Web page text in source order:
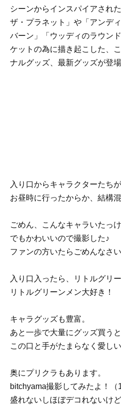
シーンからインスパイアされ
ザ・プラネット」や「アンデ
バーン」「ウッディのラウン
ケットの為に描き起こした、
ナルグッズ、最新グッズが登場
入り口からキャラクターたち
お昼時に行ったからか、結構混
ごめん、こんなキャラいたっ
でもかわいいので撮影した♪
ファンの方いたらごめんなさ
入り口入ったら、リトルグリ
リトルグリーンメン大好き！
キャラグッズも豊富。
あと一歩で大量にグッズ買う
この口と手がたまらなく愛し
奥にプリクラもあります。
bitchyama撮影してみたよ！（
盛れないしほぼデコれないけ